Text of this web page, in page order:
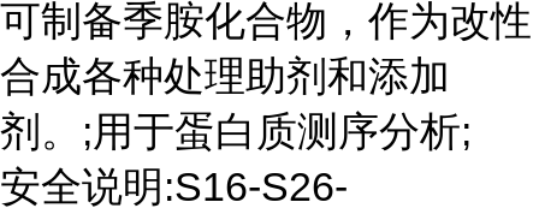
可制备季胺化合物，作为改性
合成各种处理助剂和添加
剂。;用于蛋白质测序分析;
安全说明:S16-S26-